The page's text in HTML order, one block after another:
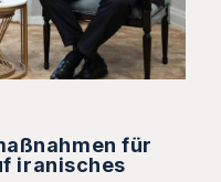
für
iranisches